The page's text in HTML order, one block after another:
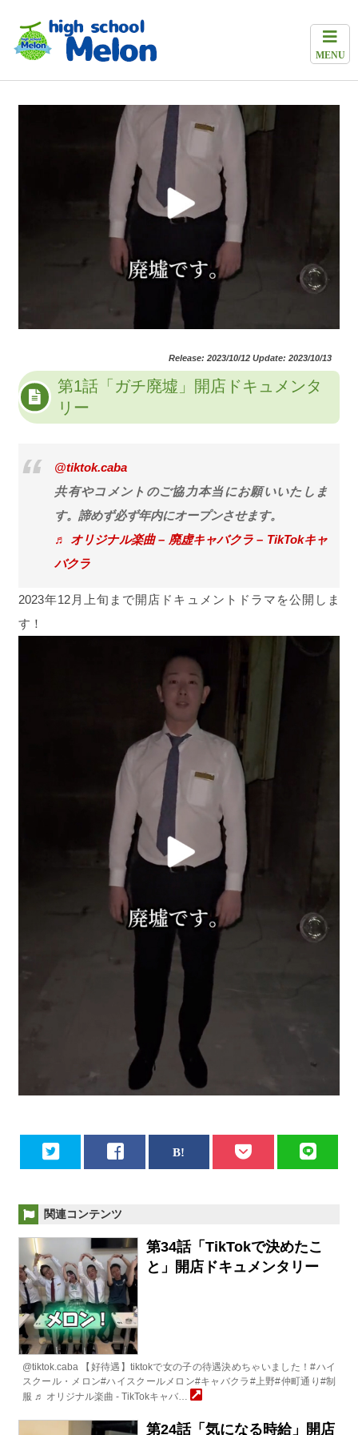
MENU
Release: 2023/10/12 Update: 2023/10/13
第1話「ガチ廃墟」開店ドキュメンタ
リー
@tiktok.caba
共有やコメントのご協力本当にお願いいたしま
す。諦めず必ず年内にオープンさせます。
♬ オリジナル楽曲 – 廃虚キャバクラ – TikTokキャ
バクラ
2023年12月上旬まで開店ドキュメントドラマを公開しま
す！
関連コンテンツ
第34話「TikTokで決めたこ
と」開店ドキュメンタリー
@tiktok.caba 【好待遇】tiktokで女の子の待遇決めちゃいました！#ハイ
スクール・メロン#ハイスクールメロン#キャバクラ#上野#仲町通り#制
服 ♬ オリジナル楽曲 - TikTokキャバ…
第24話「気になる時給」開店